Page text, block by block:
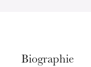
Biographie